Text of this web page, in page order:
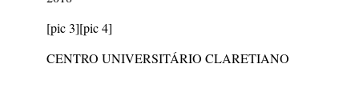
[pic 3][pic 4]
CENTRO UNIVERSITÁRIO CLARETIANO